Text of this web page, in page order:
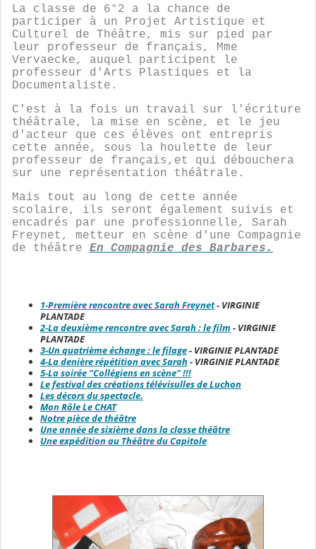
La classe de 6°2 a la chance de
participer à un Projet Artistique et
Culturel de Théâtre, mis sur pied par
leur professeur de français, Mme
Vervaecke, auquel participent le
professeur d'Arts Plastiques et la
Documentaliste.
C'est à la fois un travail sur l'écriture
théâtrale, la mise en scène, et le jeu
d'acteur que ces élèves ont entrepris
cette année, sous la houlette de leur
professeur de français,et qui débouchera
sur une représentation théâtrale.
Mais tout au long de cette année
scolaire, ils seront également suivis et
encadrés par une professionnelle, Sarah
Freynet, metteur en scène d'une Compagnie
de théâtre En Compagnie des Barbares.
1-Première rencontre avec Sarah Freynet- VIRGINIE
PLANTADE
2-La deuxième rencontre avec Sarah : le film - VIRGINIE
PLANTADE
3-Un quatrième échange : le filage- VIRGINIE PLANTADE
4-La denière répétition avec Sarah- VIRGINIE PLANTADE
5-La soirée "Collégiens en scène" !!!
Le festival des créations télévisulles de Luchon
Les décors du spectacle.
Mon Rôle Le CHAT
Notre pièce de théâtre
Une année de sixième dans la classe théâtre
Une expédition au Théâtre du Capitole